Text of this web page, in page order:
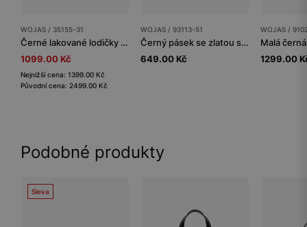
WOJAS / 35155-31
Černé lakované lodičky Mary Jane s širokým páskem
1099.00 Kč
Nejnižší cena: 1399.00 Kč
Původní cena: 2499.00 Kč
WOJAS / 93113-51
Černý pásek se zlatou sponou
649.00 Kč
WOJAS /
1299.00
Podobné produkty
Sleva